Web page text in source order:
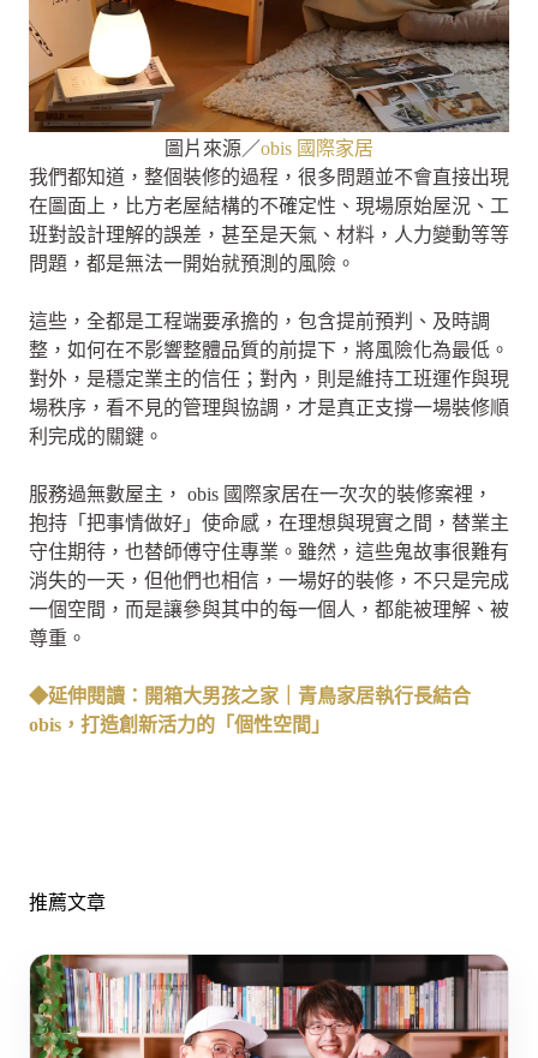
圖片來源／obis 國際家居
我們都知道，整個裝修的過程，很多問題並不會直接出現
在圖面上，比方老屋結構的不確定性、現場原始屋況、工
班對設計理解的誤差，甚至是天氣、材料，人力變動等等
問題，都是無法一開始就預測的風險。
這些，全都是工程端要承擔的，包含提前預判、及時調
整，如何在不影響整體品質的前提下，將風險化為最低。
對外，是穩定業主的信任；對內，則是維持工班運作與現
場秩序，看不見的管理與協調，才是真正支撐一場裝修順
利完成的關鍵。
服務過無數屋主， obis 國際家居在一次次的裝修案裡，
抱持「把事情做好」使命感，在理想與現實之間，替業主
守住期待，也替師傅守住專業。雖然，這些鬼故事很難有
消失的一天，但他們也相信，一場好的裝修，不只是完成
一個空間，而是讓參與其中的每一個人，都能被理解、被
尊重。
◆延伸閱讀：開箱大男孩之家｜青鳥家居執行長結合
obis，打造創新活力的「個性空間」
推薦文章